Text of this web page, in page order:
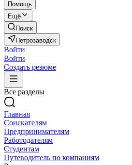
Помощь
Ещё
Поиск
Петрозаводск
Войти
Войти
Создать резюме
Все разделы
Главная
Соискателям
Предпринимателям
Работодателям
Студентам
Путеводитель по компаниям